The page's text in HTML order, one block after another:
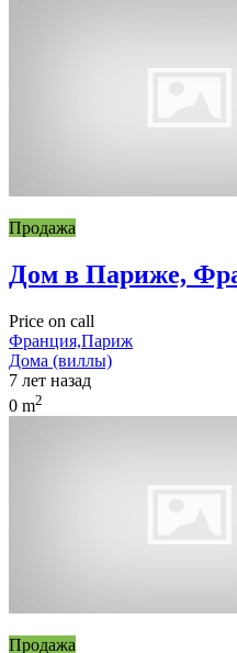
Продажа
Дом в Париже,
Price on call
Франция,Париж
Дома (виллы)
7 лет назад
0 m2
Продажа